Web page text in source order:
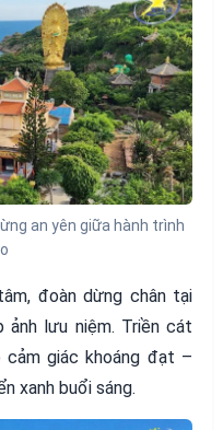
an yên giữa hành trình
đoàn dừng chân tại
lưu niệm. Triền cát
cảm giác khoáng đạt –
xanh buổi sáng.